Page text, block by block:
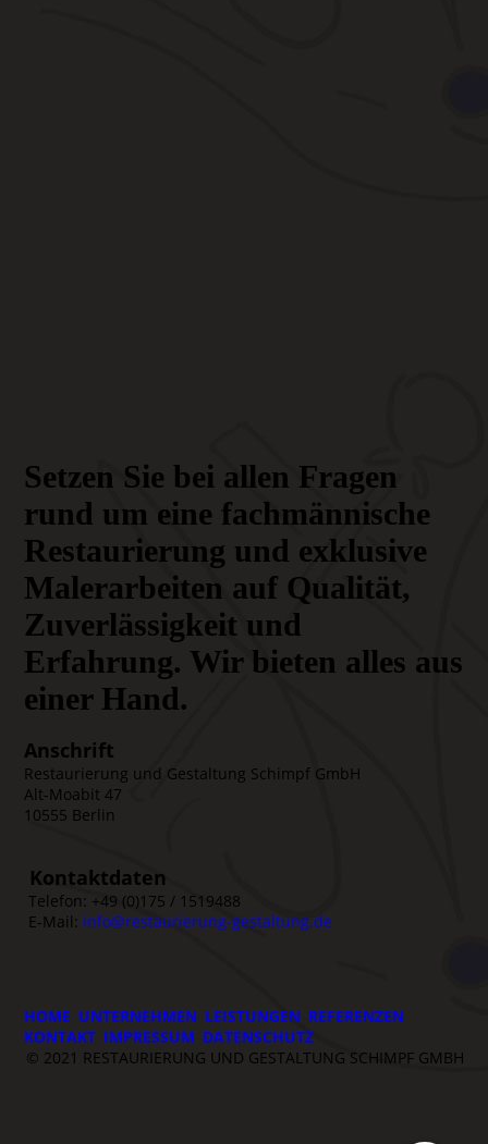
Setzen Sie bei allen Fragen
rund um eine fachmännische
Restaurierung und exklusive
Malerarbeiten auf Qualität,
Zuverlässigkeit und
Erfahrung. Wir bieten alles aus
einer Hand.
Anschrift
Restaurierung und Gestaltung Schimpf GmbH
Alt-Moabit 47
10555 Berlin
Kontaktdaten
Telefon: +49 (0)175 / 1519488
E-Mail: info@restaurierung-gestaltung.de
HOME UNTERNEHMEN LEISTUNGEN REFERENZEN
KONTAKT IMPRESSUM DATENSCHUTZ
© 2021 RESTAURIERUNG UND GESTALTUNG SCHIMPF GMBH